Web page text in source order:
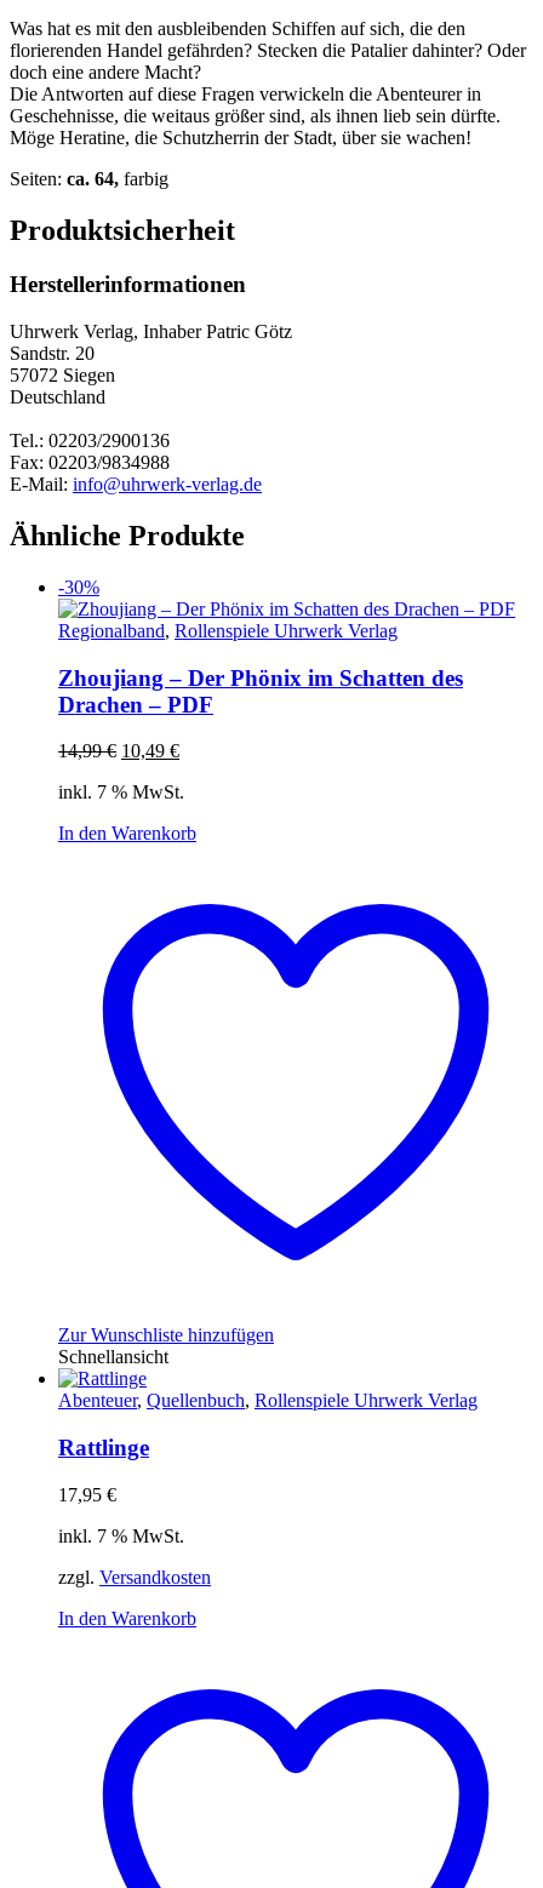
Was hat es mit den ausbleibenden Schiffen auf sich, die den
florierenden Handel gefährden? Stecken die Patalier dahinter? Oder
doch eine andere Macht?
Die Antworten auf diese Fragen verwickeln die Abenteurer in
Geschehnisse, die weitaus größer sind, als ihnen lieb sein dürfte.
Möge Heratine, die Schutzherrin der Stadt, über sie wachen!
Seiten: ca. 64, farbig
Produktsicherheit
Herstellerinformationen
Uhrwerk Verlag, Inhaber Patric Götz
Sandstr. 20
57072 Siegen
Deutschland
Tel.: 02203/2900136
Fax: 02203/9834988
E-Mail: info@uhrwerk-verlag.de
Ähnliche Produkte
-30%
Regionalband, Rollenspiele Uhrwerk Verlag
Zhoujiang – Der Phönix im Schatten des
Drachen – PDF
14,99€ Ursprünglicher
war:
10,49 €Aktueller
ist:
inkl. 7 % MwSt.
In den Warenkorb
Zur Wunschliste hinzufügen
Schnellansicht
Abenteuer, Quellenbuch, Rollenspiele Uhrwerk Verlag
Rattlinge
17,95 €
inkl. 7 % MwSt.
zzgl. Versandkosten
In den Warenkorb